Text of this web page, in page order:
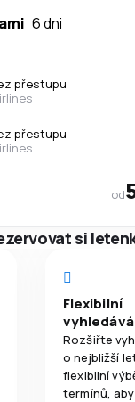
6 dni
přestupu
přestupu
od
si
Flexibilní
Rozšiřte
o nejbližší
flexibilní
termínů,